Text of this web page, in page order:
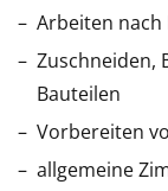
Arbeiten nach
Zuschneiden,
Bauteilen
Vorbereiten
allgemeine